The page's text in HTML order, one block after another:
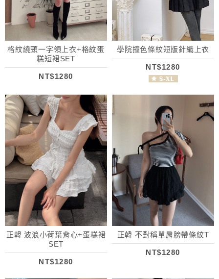
格紋繞頸一字領上衣+格紋蛋
糕短裙SET
NT$1280
學院撞色條紋短版針織上衣
NT$1280
正韓 波浪小荷葉背心+蛋糕裙
SET
NT$1280
正韓 不對稱單肩膀帶條紋T
NT$1280